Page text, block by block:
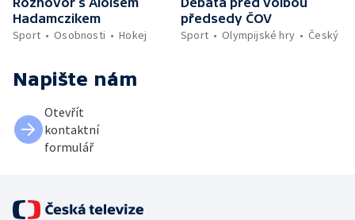
Hadamczikem
Sport
Osobnosti Hokej
předsedy ČOV
Sport
Olympijské hry Český
Napište nám
Otevřít
kontaktní
formulář